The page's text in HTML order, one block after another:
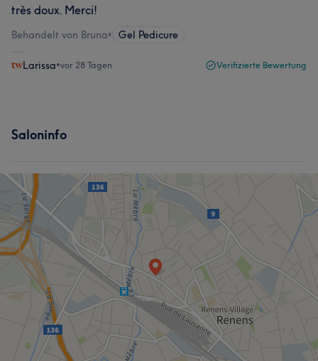
très doux. Merci!
Behandelt von Bruna• Gel Pedicure
Larissa•vor 28 Tagen Verifizierte Bewertung
Saloninfo